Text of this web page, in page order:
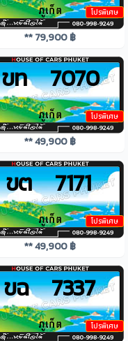
โปรพิเศษ
** 79,900 ฿
โปรพิเศษ
ขท 7070
** 49,900 ฿
โปรพิเศษ
ขต 7171
** 49,900 ฿
โปรพิเศษ
ขฉ 7337